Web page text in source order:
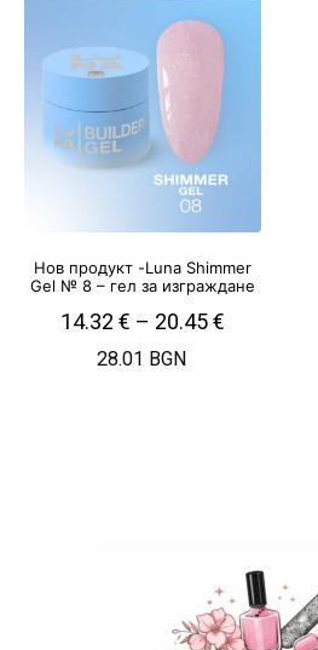
Нов продукт -Luna Shimmer
Gel № 8 – гел за изграждане
14.32 € – 20.45€
28.01 BGN